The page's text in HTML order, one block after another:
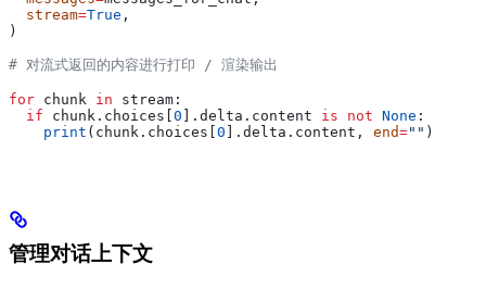
  stream
=True ,
)
# 对流式返回的内容进行打印 / 渲染输出
for chunk in stream:
  if
chunk.choices[ 0 ].delta.content is not None :
    print
(chunk.choices[ 0 ].delta.content, end="" )
管理对话上下文